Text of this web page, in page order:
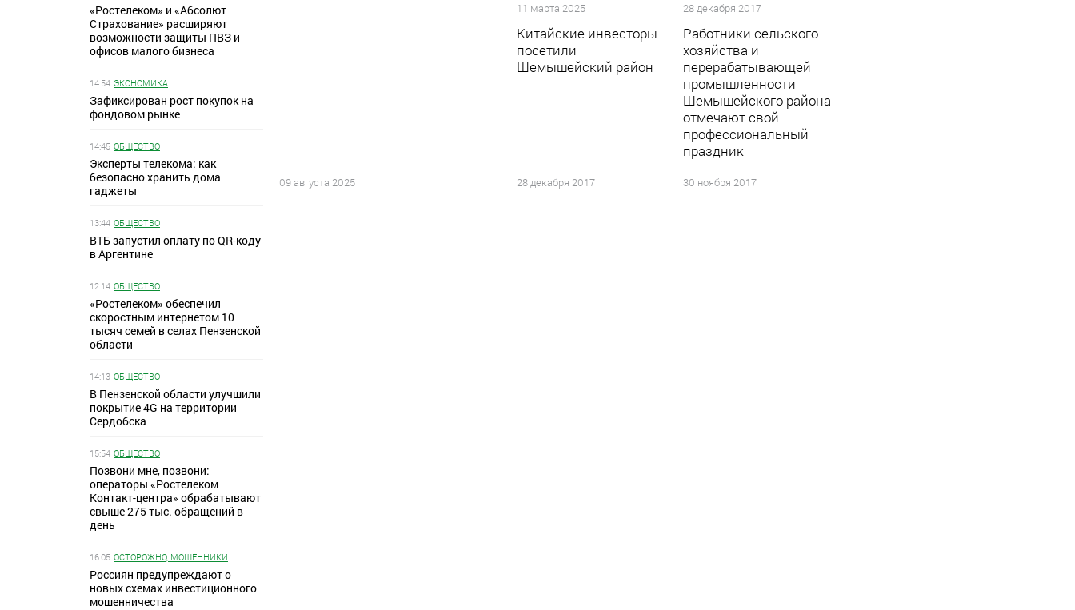
«Ростелеком» и «Абсолют
Страхование» расширяют
возможности защиты ПВЗ и
офисов малого бизнеса
14:54 ЭКОНОМИКА
Зафиксирован рост покупок на
фондовом рынке
14:45 ОБЩЕСТВО
Эксперты телекома: как
безопасно хранить дома
гаджеты
13:44 ОБЩЕСТВО
ВТБ запустил оплату по QR-коду
в Аргентине
12:14 ОБЩЕСТВО
«Ростелеком» обеспечил
скоростным интернетом 10
тысяч семей в селах Пензенской
области
14:13 ОБЩЕСТВО
В Пензенской области улучшили
покрытие 4G на территории
Сердобска
15:54 ОБЩЕСТВО
Позвони мне, позвони:
операторы «Ростелеком
Контакт-центра» обрабатывают
свыше 275 тыс. обращений в
день
16:05 ОСТОРОЖНО, МОШЕННИКИ
Россиян предупреждают о
новых схемах инвестиционного
мошенничества
09 августа 2025
11 марта 2025 28 декабря 2017
Китайские инвесторы
посетили
Шемышейский район
28 декабря 2017
Работники сельского
хозяйства и
перерабатывающей
промышленности
Шемышейского района
отмечают свой
профессиональный
праздник
30 ноября 2017